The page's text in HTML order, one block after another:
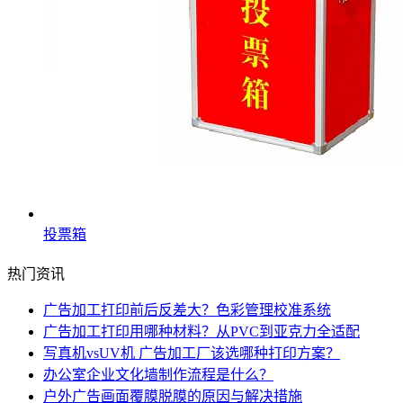
投票箱
热门资讯
广告加工打印前后反差大？色彩管理校准系统
广告加工打印用哪种材料？从PVC到亚克力全适配
写真机vsUV机 广告加工厂该选哪种打印方案？
办公室企业文化墙制作流程是什么？
户外广告画面覆膜脱膜的原因与解决措施